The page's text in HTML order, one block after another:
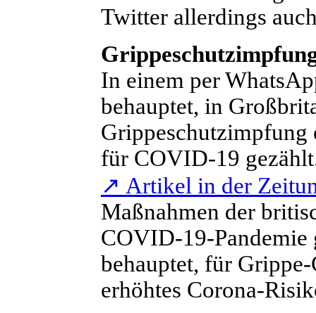
Twitter allerdings
In einem per
behauptet, in
Grippeschutzimpfung
für COVID-19
↗ Artikel in der
Maßnahmen der
COVID-19-Pandemie
behauptet, für
erhöhtes Corona-